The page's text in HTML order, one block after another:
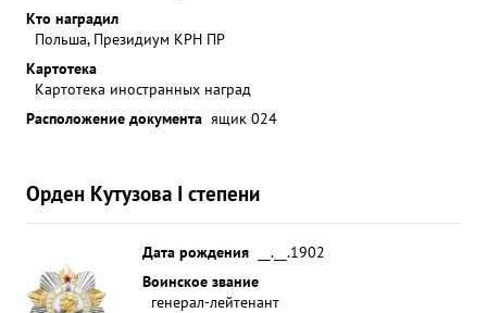
Кто наградил
Польша, Президиум КРН ПР
Картотека
Картотека иностранных наград
Расположение документа ящик 024
Орден Кутузова I степени
Дата рождения
__.__.1902
Воинское звание
генерал-лейтенант